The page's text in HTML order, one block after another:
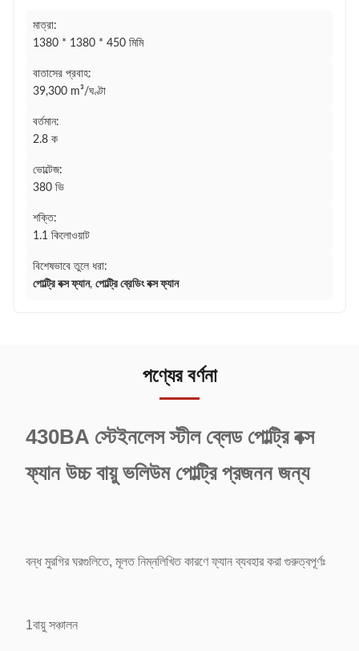
মাত্রা:
1380 * 1380 * 450 মিমি
বাতাসের প্রবাহ:
39,300 m³/ঘণ্টা
বর্তমান:
2.8 ক
ভোল্টেজ:
380 ভি
শক্তি:
1.1 কিলোওয়াট
বিশেষভাবে তুলে ধরা:
পোল্ট্রি বক্স ফ্যান, পোল্ট্রি ব্রেডিং বক্স ফ্যান
পণ্যের বর্ণনা
430BA স্টেইনলেস স্টীল ব্লেড পোল্ট্রি বক্স
ফ্যান উচ্চ বায়ু ভলিউম পোল্ট্রি প্রজনন জন্য
বন্ধ মুরগির ঘরগুলিতে, মূলত নিম্নলিখিত কারণে ফ্যান ব্যবহার করা গুরুত্বপূর্ণঃ
1বায়ু সঞ্চালন